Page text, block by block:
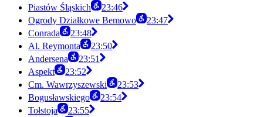
Piastów Śląskich
23:46
Ogrody Działkowe Bemowo
23:47
Conrada
23:48
Al. Reymonta
23:50
Andersena
23:51
Aspekt
23:52
Cm. Wawrzyszewski
23:53
Bogusławskiego
23:54
Tołstoja
23:55